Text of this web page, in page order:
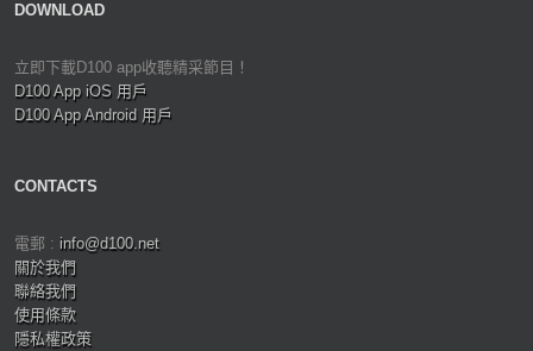
DOWNLOAD
立即下載D100 app收聽精采節目！
D100 App iOS 用戶
D100 App Android 用戶
CONTACTS
電郵 : info@d100.net
關於我們
聯絡我們
使用條款
隱私權政策